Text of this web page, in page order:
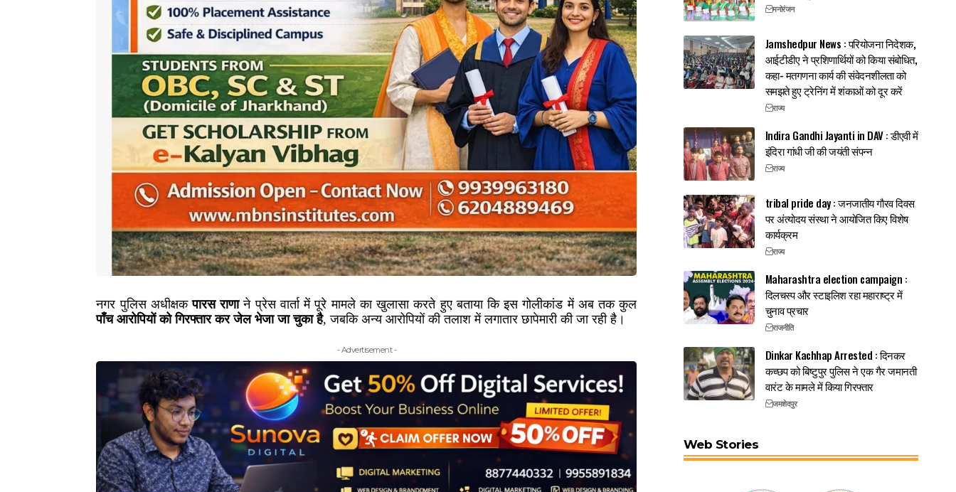
नगर पुलिस अधीक्षकपारस राणाने प्रेस वार्ता में पूरे मामले का खुलासा करते हुए बताया कि इस गोलीकांड में अब तक कुल
पाँच आरोपियों को गिरफ्तार कर जेल भेजा जा चुका है, जबकि अन्य आरोपियों की तलाश में लगातार छापेमारी की जा रही है।
- Advertisement -
मनोरंजन
Jamshedpur News : परियोजना निदेशक,
आईटीडीए ने प्रशिणार्थियों को किया संबोधित,
कहा- मतगणना कार्य की संवेदनशीलता को
समझते हुए ट्रेनिंग में शंकाओं को दूर करें
राज्य
Indira Gandhi Jayanti in DAV : डीएवी में
इंदिरा गांधी जी की जयंती संपन्न
राज्य
tribal pride day : जनजातीय गौरव दिवस
पर अंत्योदय संस्था ने आयोजित किए विशेष
कार्यक्रम
राज्य
Maharashtra election campaign :
दिलचस्प और स्टाइलिश रहा महाराष्ट्र में
चुनाव प्रचार
राजनीति
Dinkar Kachhap Arrested : दिनकर
कच्छप को बिष्टुपुर पुलिस ने एक गैर जमानती
वारंट के मामले में किया गिरफ्तार
जमशेदपुर
Web Stories